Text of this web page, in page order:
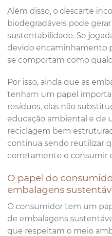
Além disso, o descarte
biodegradáveis pode
sustentabilidade. Se
devido encaminhamento
se comportam como
Por isso, ainda que as
tenham um papel
resíduos, elas não
educação ambiental e de
reciclagem bem
continua sendo reutilizar
corretamente e consumir
O papel do
embalagens
O consumidor tem um
de embalagens
que respeitam o meio